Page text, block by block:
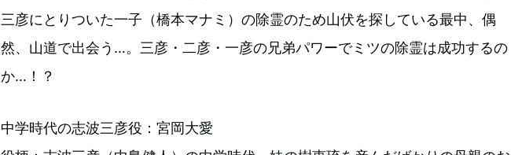
三彦にとりついた一子（橋本マナミ）の除霊のため山伏を探している最中、偶
然、山道で出会う…。三彦・二彦・一彦の兄弟パワーでミツの除霊は成功するの
か…！？
中学時代の志波三彦役：宮岡大愛